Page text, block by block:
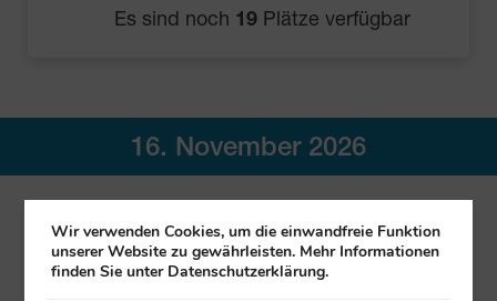
Es sind noch 19 Plätze verfügbar
16. November 2026
Nordic Walking
Klub Muhrhoferweg 17/4, 1110 Wien
Wir verwenden Cookies, um die einwandfreie Funktion
unserer Website zu gewährleisten. Mehr Informationen
finden Sie unter Datenschutzerklärung.